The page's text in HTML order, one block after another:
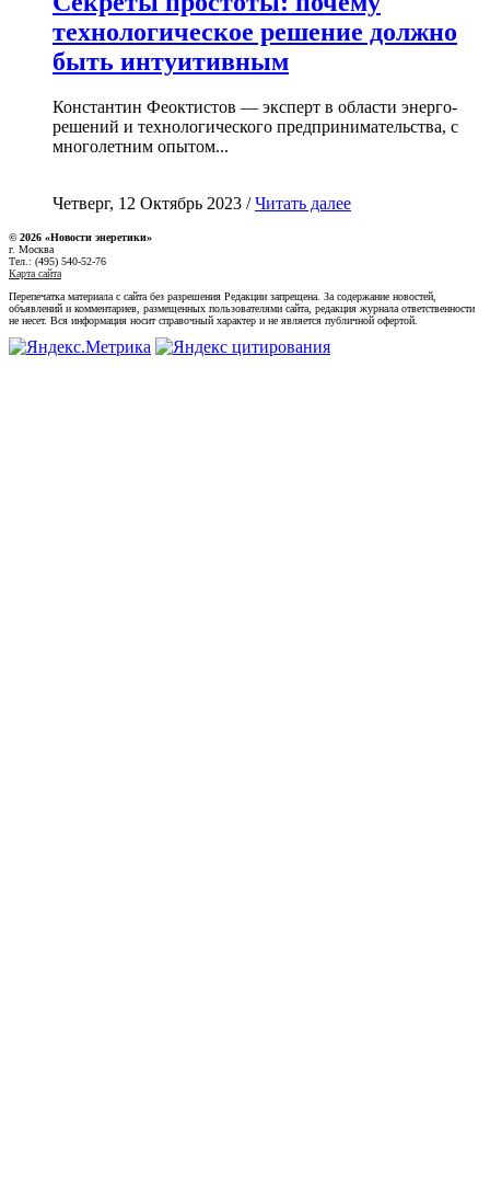
технологическое решение должно
быть интуитивным
Константин Феоктистов — эксперт в области энерго-
решений и технологического предпринимательства, с
многолетним опытом...
Четверг, 12 Октябрь 2023 /Читать далее
© 2026 «Новости энеретики»
г. Москва
Тел.: (495) 540-52-76
Карта сайта
Перепечатка материала с сайта без разрешения Редакции запрещена. За содержание новостей,
объявлений и комментариев, размещенных пользователями сайта, редакция журнала ответственности
не несет. Вся информация носит справочный характер и не является публичной офертой.